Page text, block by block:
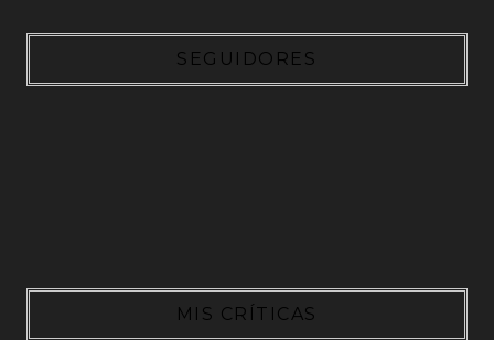
SEGUIDORES
MIS CRÍTICAS